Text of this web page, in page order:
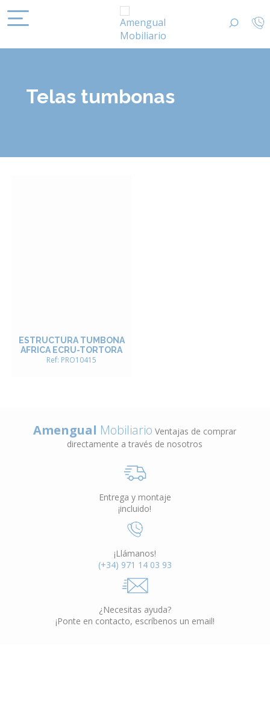
Telas tumbonas
ESTRUCTURA TUMBONA
AFRICA ECRU-TORTORA
Ref: PRO10415
Amengual Mobiliario Ventajas de comprar
directamente a través de nosotros
Entrega y montaje
¡incluido!
¡Llámanos!
(+34) 971 14 03 93
¿Necesitas ayuda?
¡Ponte en contacto, escríbenos un email!